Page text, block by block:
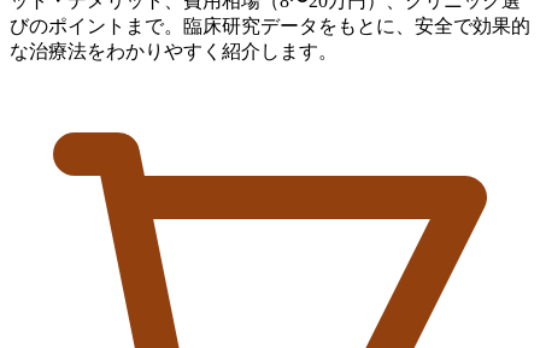
びのポイントまで。臨床研究データをもとに、安全で効果的
な治療法をわかりやすく紹介します。